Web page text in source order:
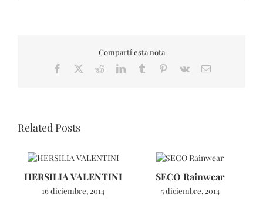
Compartí esta nota
Facebook RedditLinkedInTumblr Pinterest
Vk Email
Related Posts
HERSILIA VALENTINI
16 diciembre, 2014
SECO Rainwear
5 diciembre, 2014